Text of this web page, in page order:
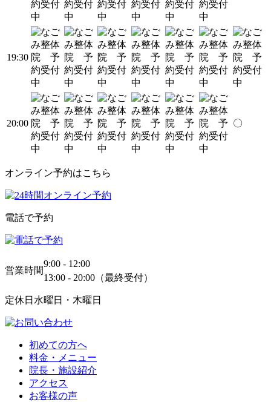
19:30
20:00 〇
オンライン予約はこちら
電話で予約
営業時間
9:00 - 12:00
13:00 - 20:00（最終受付）
定休日 水曜日・木曜日
初めての方へ
料金・メニュー
院長・施設紹介
アクセス
お客様の声